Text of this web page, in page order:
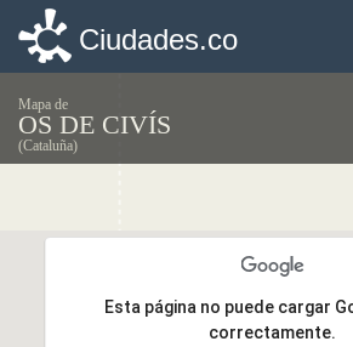
Ciudades.co
Mapa de
OS DE CIVÍS
(Cataluña)
Esta página no puede cargar
correctamente.
Esta página no puede cargar
correctamente.
Ciudades.co